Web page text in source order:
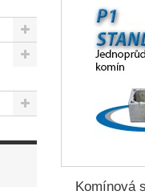
Komínová